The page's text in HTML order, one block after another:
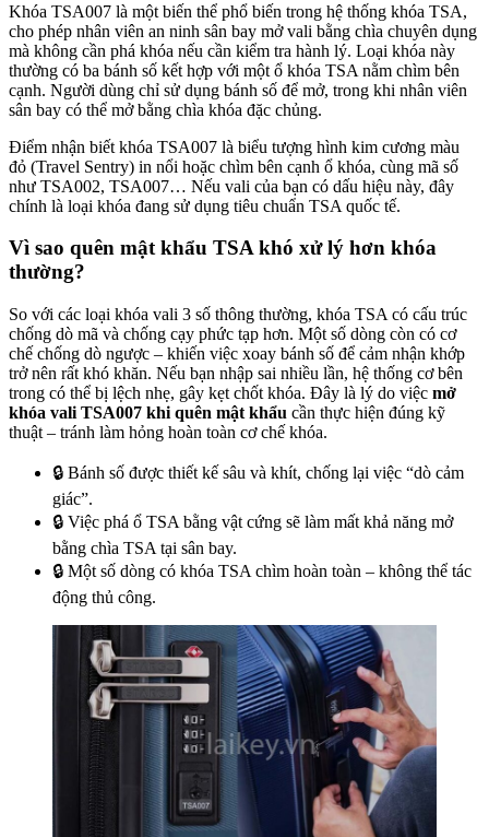
Khóa TSA007 là một biến thể phổ biến trong hệ thống khóa TSA,
cho phép nhân viên an ninh sân bay mở vali bằng chìa chuyên dụng
mà không cần phá khóa nếu cần kiểm tra hành lý. Loại khóa này
thường có ba bánh số kết hợp với một ổ khóa TSA nằm chìm bên
cạnh. Người dùng chỉ sử dụng bánh số để mở, trong khi nhân viên
sân bay có thể mở bằng chìa khóa đặc chủng.
Điểm nhận biết khóa TSA007 là biểu tượng hình kim cương màu
đỏ (Travel Sentry) in nổi hoặc chìm bên cạnh ổ khóa, cùng mã số
như TSA002, TSA007… Nếu vali của bạn có dấu hiệu này, đây
chính là loại khóa đang sử dụng tiêu chuẩn TSA quốc tế.
Vì sao quên mật khẩu TSA khó xử lý hơn khóa
thường?
So với các loại khóa vali 3 số thông thường, khóa TSA có cấu trúc
chống dò mã và chống cạy phức tạp hơn. Một số dòng còn có cơ
chế chống dò ngược – khiến việc xoay bánh số để cảm nhận khớp
trở nên rất khó khăn. Nếu bạn nhập sai nhiều lần, hệ thống cơ bên
trong có thể bị lệch nhẹ, gây kẹt chốt khóa. Đây là lý do việc mở
khóa vali TSA007 khi quên mật khẩu cần thực hiện đúng kỹ
thuật – tránh làm hỏng hoàn toàn cơ chế khóa.
🔒 Bánh số được thiết kế sâu và khít, chống lại việc “dò cảm
giác”.
🔒 Việc phá ổ TSA bằng vật cứng sẽ làm mất khả năng mở
bằng chìa TSA tại sân bay.
🔒 Một số dòng có khóa TSA chìm hoàn toàn – không thể tác
động thủ công.